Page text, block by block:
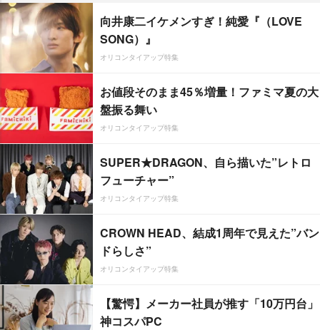
向井康二イケメンすぎ！純愛『（LOVE
SONG）』
オリコンタイアップ特集
お値段そのまま45％増量！ファミマ夏の大
盤振る舞い
オリコンタイアップ特集
SUPER★DRAGON、自ら描いた”レトロ
フューチャー”
オリコンタイアップ特集
CROWN HEAD、結成1周年で見えた”バン
ドらしさ”
オリコンタイアップ特集
【驚愕】メーカー社員が推す「10万円台」
神コスパPC